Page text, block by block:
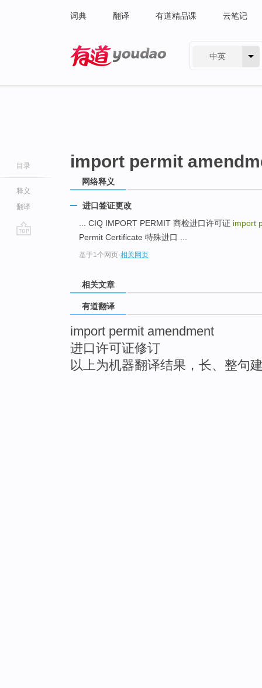
词典 翻译 有道精品课 云笔记
中英
目录
释义
翻译
import permit
网络释义
进口签证更改
... CIQ IMPORT PERMIT 商检进口许可证 import
Permit Certificate 特殊进口 ...
基于1个网页-相关网页
相关文章
有道翻译
import permit amendment
进口许可证修订
以上为机器翻译结果，长、整句